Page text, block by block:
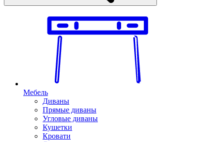
Мебель
Диваны
Прямые диваны
Угловые диваны
Кушетки
Кровати